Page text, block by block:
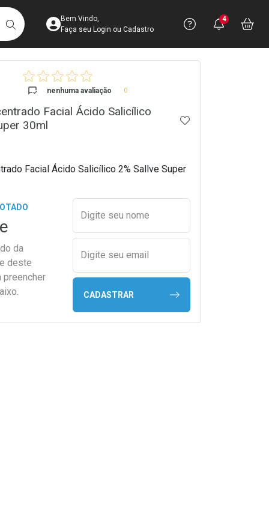
BUSCARAcesse sua Conta
Bem Vindo,
Faça seu Login ou Cadastro
Precisa
Ver Recursos
Você
4
nenhuma avaliação 0
Facial Ácido Salicílico
30ml
ADICIONAR AOS
Facial Ácido Salicílico 2% Sallve Super
da
deste
preencher
Preencher nome e email
Digite seu nome
Digite seu email
CADASTRAR